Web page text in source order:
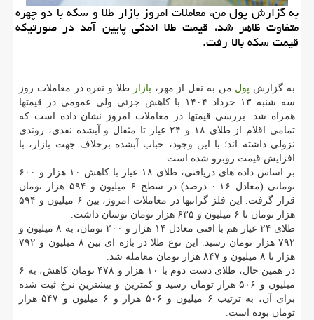
به گزارش پول من، معاملات امروز بازار طلا و سکه با دو چهره
متفاوت ظاهر شد، قیمت طلا اندکی پایین آمد در صورتیکه
قیمت سکه بالا رفت.
به گزارش پول من به نقل از مهر، بازار طلا و نقره در معاملات روز
سه شنبه ۱۳ خرداد ۱۴۰۴ با کاهش جزئی ولی عمومی در قیمتها
همراه شد. بررسی قیمتها در معاملات امروز نشان داده است که
تمامی اقلام از طلای ۱۸ و ۲۴ عیار تا مثقال و آبشده نقدی، روندی
نزولی داشته اند؛ با این وجود، حباب آبشده برخلاف جهت بازار، با
افزایش قیمت روبرو شده است.
بر اساس داده های دریافتی، طلای ۱۸ عیار با کاهش ۱۰ هزار و ۶۰۰
تومانی (معادل ۰.۱۶ درصد) در سطح ۶ میلیون و ۵۹۴ هزار تومان
قرار گرفت. این فلز گرانبها در معاملات امروز، بین ۶ میلیون و ۵۹۴
هزار تومان تا ۶ میلیون و ۶۳۵ هزار تومان نوسان داشت.
طلای ۲۴ عیار هم با افتی معادل ۱۴ هزار و ۲۰۰ تومان، به ۸ میلیون و
۷۹۲ هزار تومان رسید. این نوع طلا در بازه ای بین ۸ میلیون و ۷۹۲
هزار تا ۸ میلیون و ۸۴۷ هزار تومان معامله شد.
در همین حال، طلای دست دوم با ۱۰ هزار و ۴۷۸ تومان کاهش، به ۶
میلیون و ۵۰۶ هزار تومان رسید و کمترین و بیشترین نرخ ثبت شده
برای آن، به ترتیب ۶ میلیون و ۵۰۶ هزار و ۶ میلیون و ۵۴۷ هزار
تومان بوده است.